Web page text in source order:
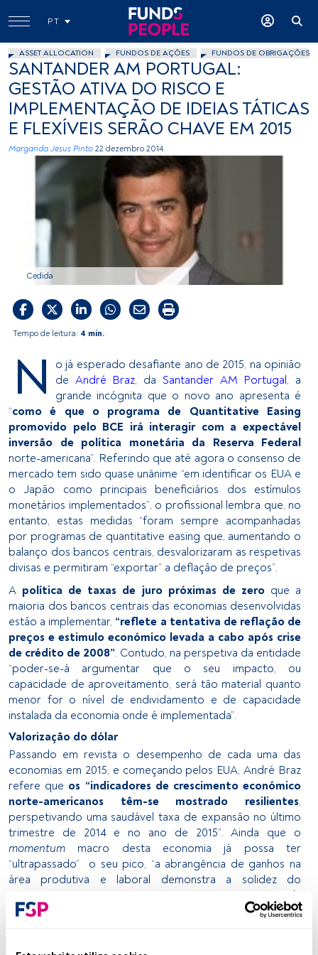
PT
ASSET ALLOCATION FUNDOS DE AÇÕES FUNDOS DE OBRIGAÇÕES
SANTANDER AM PORTUGAL:
GESTÃO ATIVA DO RISCO E
IMPLEMENTAÇÃO DE IDEIAS TÁTICAS
E FLEXÍVEIS SERÃO CHAVE EM 2015
Margarida Jesus Pinto 22 dezembro 2014
Cedida
Tempo de leitura: 4 min.
N
o já esperado desafiante ano de 2015, na opinião
de André Braz, da Santander AM Portugal, a
grande incógnita que o novo ano apresenta é
“como é que o programa de Quantitative Easing
promovido pelo BCE irá interagir com a expectável
inversão de política monetária da Reserva Federal
norte-americana”. Referindo que até agora o consenso de
mercado tem sido quase unânime “em identificar os EUA e
o Japão como principais beneficiários dos estímulos
monetários implementados”, o profissional lembra que, no
entanto, estas medidas “foram sempre acompanhadas
por programas de quantitative easing que, aumentando o
balanço dos bancos centrais, desvalorizaram as respetivas
divisas e permitiram “exportar” a deflação de preços”.
A política de taxas de juro próximas de zero que a
maioria dos bancos centrais das economias desenvolvidas
estão a implementar, “reflete a tentativa de reflação de
preços e estimulo económico levada a cabo após crise
de crédito de 2008”. Contudo, na perspetiva da entidade
“poder-se-á argumentar que o seu impacto, ou
capacidade de aproveitamento, será tão material quanto
menor for o nível de endividamento e de capacidade
instalada da economia onde é implementada”.
Valorização do dólar
Passando em revista o desempenho de cada uma das
economias em 2015, e começando pelos EUA, André Braz
refere que os “indicadores de crescimento económico
norte-americanos têm-se mostrado resilientes,
perspetivando uma saudável taxa de expansão no último
trimestre de 2014 e no ano de 2015”. Ainda que o
momentum macro desta economia já possa ter
“ultrapassado” o seu pico, “a abrangência de ganhos na
área produtiva e laboral demonstra a solidez do
progresso macro norte-americano”. Na perspetiva da
entidade
“o diferencial da evolução da política